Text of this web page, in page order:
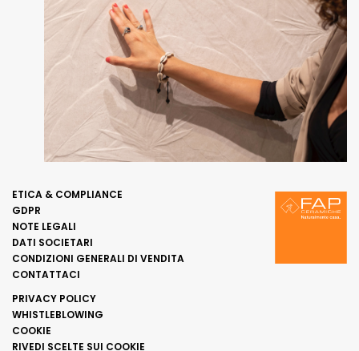
ETICA & COMPLIANCE
GDPR
NOTE LEGALI
DATI SOCIETARI
CONDIZIONI GENERALI DI VENDITA
CONTATTACI
PRIVACY POLICY
WHISTLEBLOWING
COOKIE
RIVEDI SCELTE SUI COOKIE